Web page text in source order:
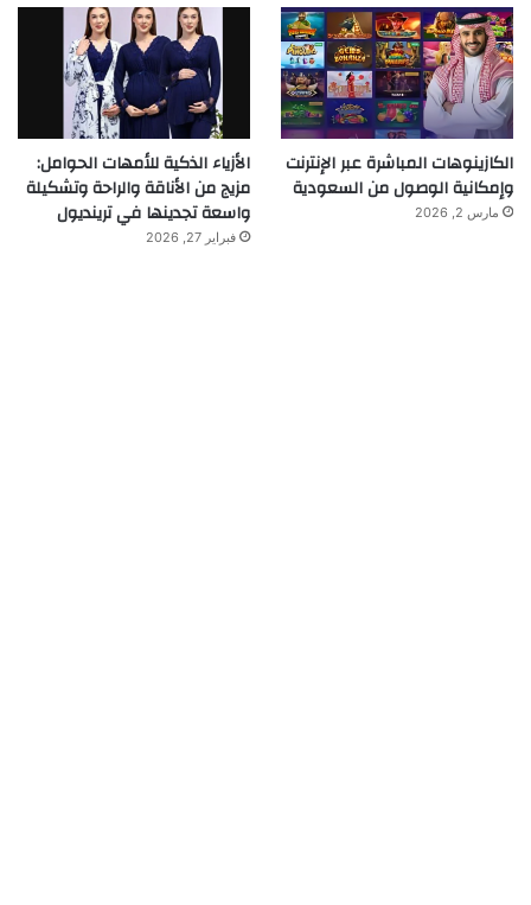
الكازينوهات المباشرة عبر الإنترنت
وإمكانية الوصول من السعودية
مارس 2, 2026
الأزياء الذكية للأمهات الحوامل:
مزيج من الأناقة والراحة وتشكيلة
واسعة تجدينها في ترينديول
فبراير 27, 2026